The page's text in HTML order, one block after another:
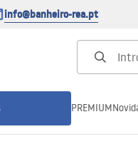
info@banheiro-rea.pt
PREMIUM